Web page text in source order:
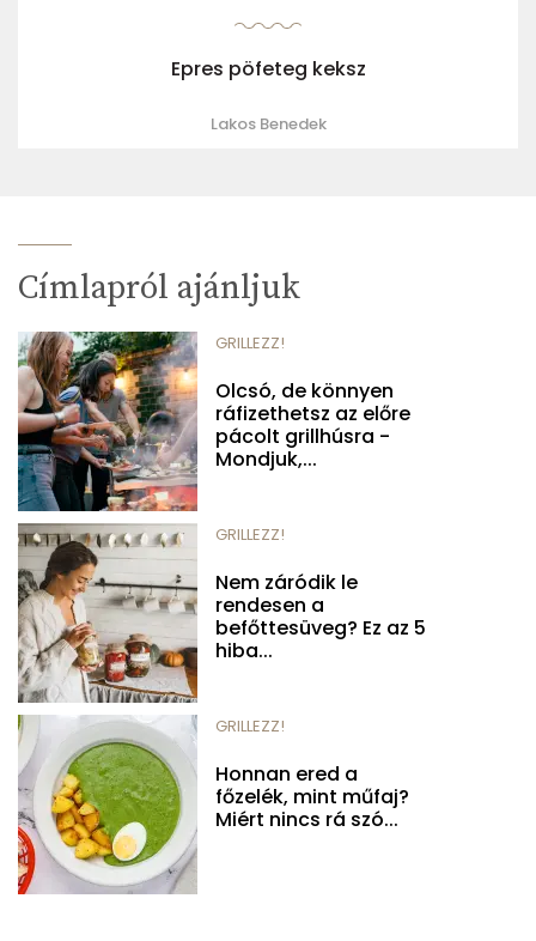
Epres pöfeteg keksz
Lakos Benedek
Címlapról ajánljuk
GRILLEZZ!
Olcsó, de könnyen
ráfizethetsz az előre
pácolt grillhúsra -
Mondjuk,...
GRILLEZZ!
Nem záródik le
rendesen a
befőttesüveg? Ez az 5
hiba...
GRILLEZZ!
Honnan ered a
főzelék, mint műfaj?
Miért nincs rá szó...